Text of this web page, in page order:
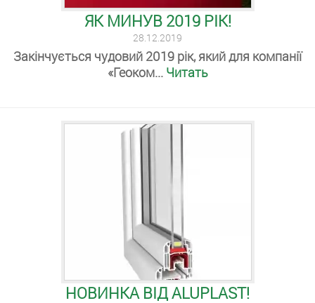
ЯК МИНУВ 2019 РІК!
28.12.2019
Закінчується чудовий 2019 рік, який для компанії
«Геоком... Читать
НОВИНКА ВІД ALUPLAST!